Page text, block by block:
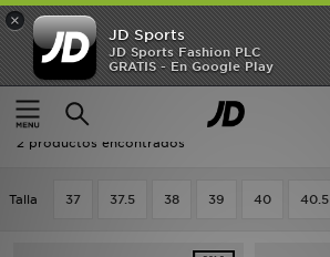
×
JD Sports
JD Sports Fashion PLC
GRATIS - En Google Play
Página principal
Oferta | Saucony Zapatillas
Oferta | Saucony Zapatillas
2 productos encontrados
Talla 37 37.5 38 39 40 40.5
Hombre
Mujer
Niños